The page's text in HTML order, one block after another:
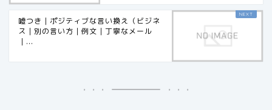
嘘つき｜ポジティブな言い換え（ビジネ
ス｜別の言い方｜例文｜丁寧なメール
｜...